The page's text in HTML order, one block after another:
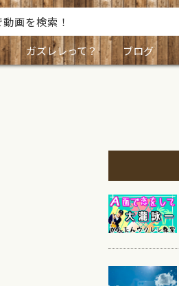
ガズレレって？ ブログ